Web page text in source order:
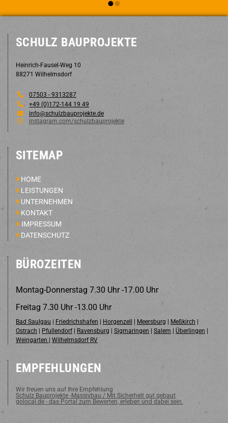
SCHULZ BAUPROJEKTE
Heinrich-Fausel-Weg 10
88271 Wilhelmsdorf
 07503 - 9313287
 +49 (0)172-144 19 49
 info@schulzbauprojekte.de
 instagram.com/schulzbauprojekte
SITEMAP
 HOME
 LEISTUNGEN
 UNTERNEHMEN
 KONTAKT
 IMPRESSUM
 DATENSCHUTZ
BÜROZEITEN
Mon­tag-Don­ners­tag 7.30 Uhr -17.00 Uhr
Frei­tag 7.30 Uhr -13.00 Uhr
Bad Saulgau Friedrichshafen Horgenzell Meersburg Meßkirch
Ostrach
Pfullendorf| Ravensburg Sigmaringen Salem Überlingen
Weingarten
Wilhelmsdorf RV
EMPFEHLUNGEN
Wir freuen uns auf Ihre Empfehlung
Schulz Bauprojekte -Massivbau / Mit Sicherheit gut gebaut
golocal.de - das Portal zum Bewerten, erleben und dabei sein.